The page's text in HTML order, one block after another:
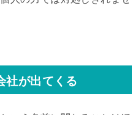
社が出てくる